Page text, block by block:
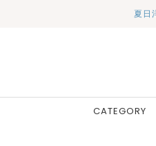
夏日
CATEGORY